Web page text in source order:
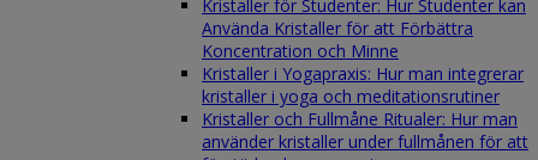
Kristaller för Studenter: Hur Studenter kan
Använda Kristaller för att Förbättra
Koncentration och Minne
Kristaller i Yogapraxis: Hur man integrerar
kristaller i yoga och meditationsrutiner
Kristaller och Fullmåne Ritualer: Hur man
använder kristaller under fullmånen för att